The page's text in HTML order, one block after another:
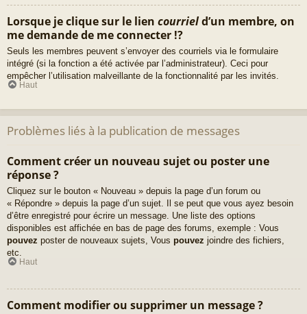
Lorsque je clique sur le lien courrield’un membre, on
me demande de me connecter !?
Seuls les membres peuvent s’envoyer des courriels via le formulaire
intégré (si la fonction a été activée par l’administrateur). Ceci pour
empêcher l’utilisation malveillante de la fonctionnalité par les invités.
Haut
Problèmes liés à la publication de messages
Comment créer un nouveau sujet ou poster une
réponse ?
Cliquez sur le bouton « Nouveau » depuis la page d’un forum ou
« Répondre » depuis la page d’un sujet. Il se peut que vous ayez besoin
d’être enregistré pour écrire un message. Une liste des options
disponibles est affichée en bas de page des forums, exemple : Vous
pouvez poster de nouveaux sujets, Vous pouvez joindre des fichiers,
etc.
Haut
Comment modifier ou supprimer un message ?